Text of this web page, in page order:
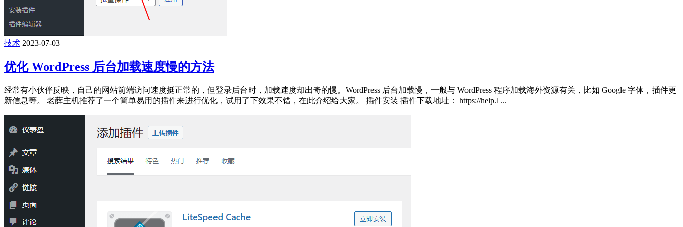
技术 2023-07-03
优化 WordPress 后台加载速度慢的方法
经常有小伙伴反映，自己的网站前端访问速度挺正常的，但登录后台时，加载速度却出奇的慢。WordPress 后台加载慢，一般与 WordPress 程序加载海外资源有关，比如 Google 字体，插件更
新信息等。 老薛主机推荐了一个简单易用的插件来进行优化，试用了下效果不错，在此介绍给大家。 插件安装 插件下载地址： https://help.l ...